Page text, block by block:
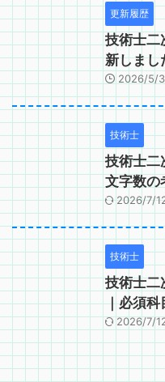
更新履歴
技術士二
新しまし
2026/5/
技術士
技術士二
文字数の
2026/7/
技術士
技術士二
｜必須科
2026/7/